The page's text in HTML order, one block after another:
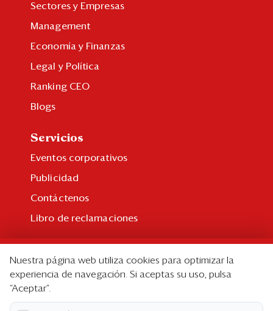
Sectores y Empresas
Management
Economía y Finanzas
Legal y Política
Ranking CEO
Blogs
Servicios
Eventos corporativos
Publicidad
Contáctenos
Libro de reclamaciones
Suscripción individual
Paquetes corporativos
Nuestra página web utiliza cookies para optimizar la
experiencia de navegación. Si aceptas su uso, pulsa
“Aceptar”.